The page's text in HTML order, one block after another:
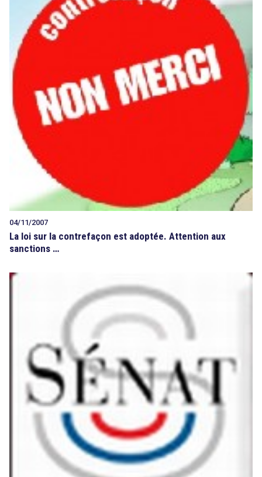
04/11/2007
La loi sur la contrefaçon est adoptée. Attention aux
sanctions …